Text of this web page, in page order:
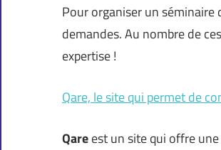
Pour organiser un séminaire
demandes. Au nombre de
expertise !
Qare, le site qui permet de
Qareest un site qui offre